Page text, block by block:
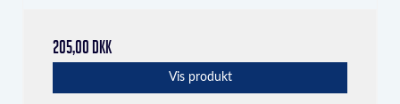
205,00 DKK
Vis produkt